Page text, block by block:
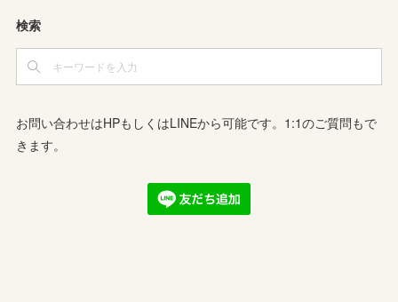
検索
お問い合わせはHPもしくはLINEから可能です。1:1のご質問もで
きます。